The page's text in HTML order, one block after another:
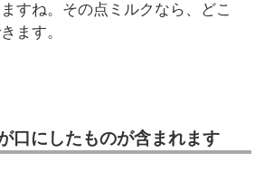
すね。その点ミルクなら、どこ
ます。
口にしたものが含まれます